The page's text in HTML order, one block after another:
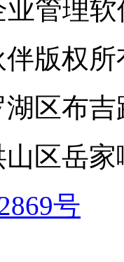
管理
版权所
区布吉
区岳
号